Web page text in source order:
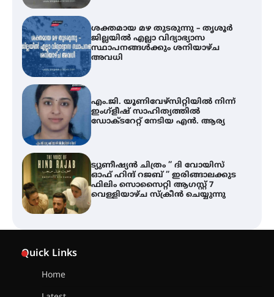
ശക്തമായ മഴ തുടരുന്നു – തൃശൂർ
ജില്ലയിൽ എല്ലാ വിദ്യാഭ്യാസ
സ്ഥാപനങ്ങൾക്കും ശനിയാഴ്ച
അവധി
എം.ജി. യൂണിവേഴ്‌സിറ്റിയിൽ നിന്ന്
ഇംഗ്ളീഷ് സാഹിത്യത്തിൽ
ഡോക്ടറേറ്റ് നേടിയ എൻ. ആര്യ
ട്യുണീഷ്യൻ ചിത്രം ” ദി വോയിസ്
ഓഫ് ഹിന്ദ് റജബ് ” ഇരിങ്ങാലക്കുട
ഫിലിം സൊസൈറ്റി ആഗസ്റ്റ് 7
വെള്ളിയാഴ്ച സ്‌ക്രീൻ ചെയ്യുന്നു
Quick Links
Home